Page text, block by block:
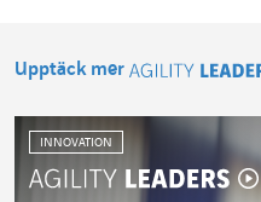
Upptäck mer
INNOVATION